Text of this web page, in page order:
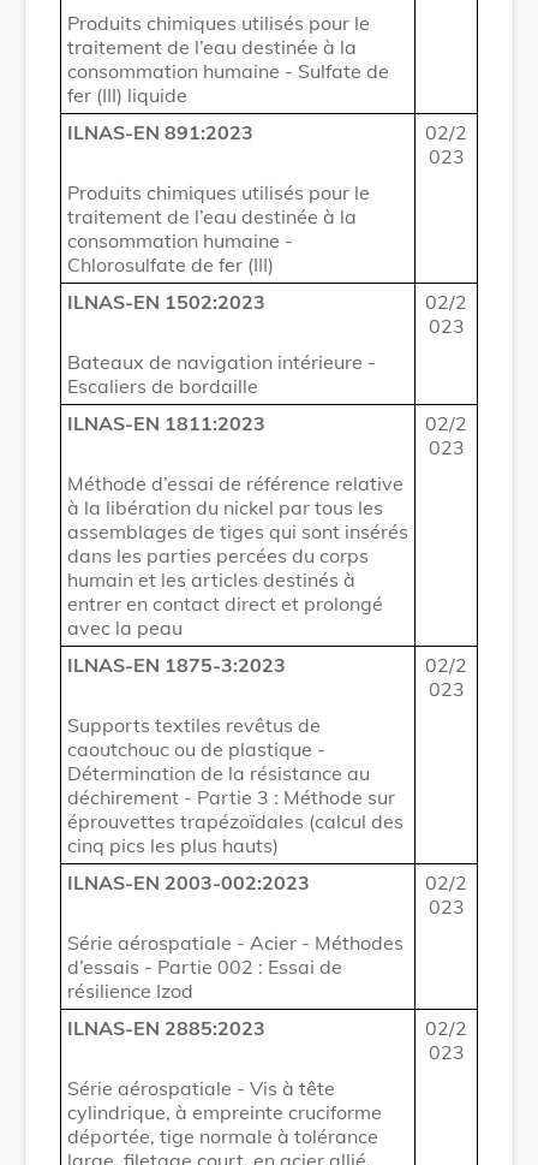
Produits chimiques utilisés pour le
traitement de l’eau destinée à la
consommation humaine - Sulfate de
fer (III) liquide
ILNAS-EN 891:2023
02/2
023
Produits chimiques utilisés pour le
traitement de l’eau destinée à la
consommation humaine -
Chlorosulfate de fer (III)
ILNAS-EN 1502:2023
02/2
023
Bateaux de navigation intérieure -
Escaliers de bordaille
ILNAS-EN 1811:2023
02/2
023
Méthode d’essai de référence relative
à la libération du nickel par tous les
assemblages de tiges qui sont insérés
dans les parties percées du corps
humain et les articles destinés à
entrer en contact direct et prolongé
avec la peau
ILNAS-EN 1875-3:2023
02/2
023
Supports textiles revêtus de
caoutchouc ou de plastique -
Détermination de la résistance au
déchirement - Partie 3 : Méthode sur
éprouvettes trapézoïdales (calcul des
cinq pics les plus hauts)
ILNAS-EN 2003-002:2023
02/2
023
Série aérospatiale - Acier - Méthodes
d’essais - Partie 002 : Essai de
résilience Izod
ILNAS-EN 2885:2023
02/2
023
Série aérospatiale - Vis à tête
cylindrique, à empreinte cruciforme
déportée, tige normale à tolérance
large, filetage court, en acier allié,